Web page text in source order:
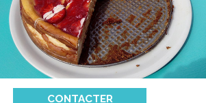
CONTACTER